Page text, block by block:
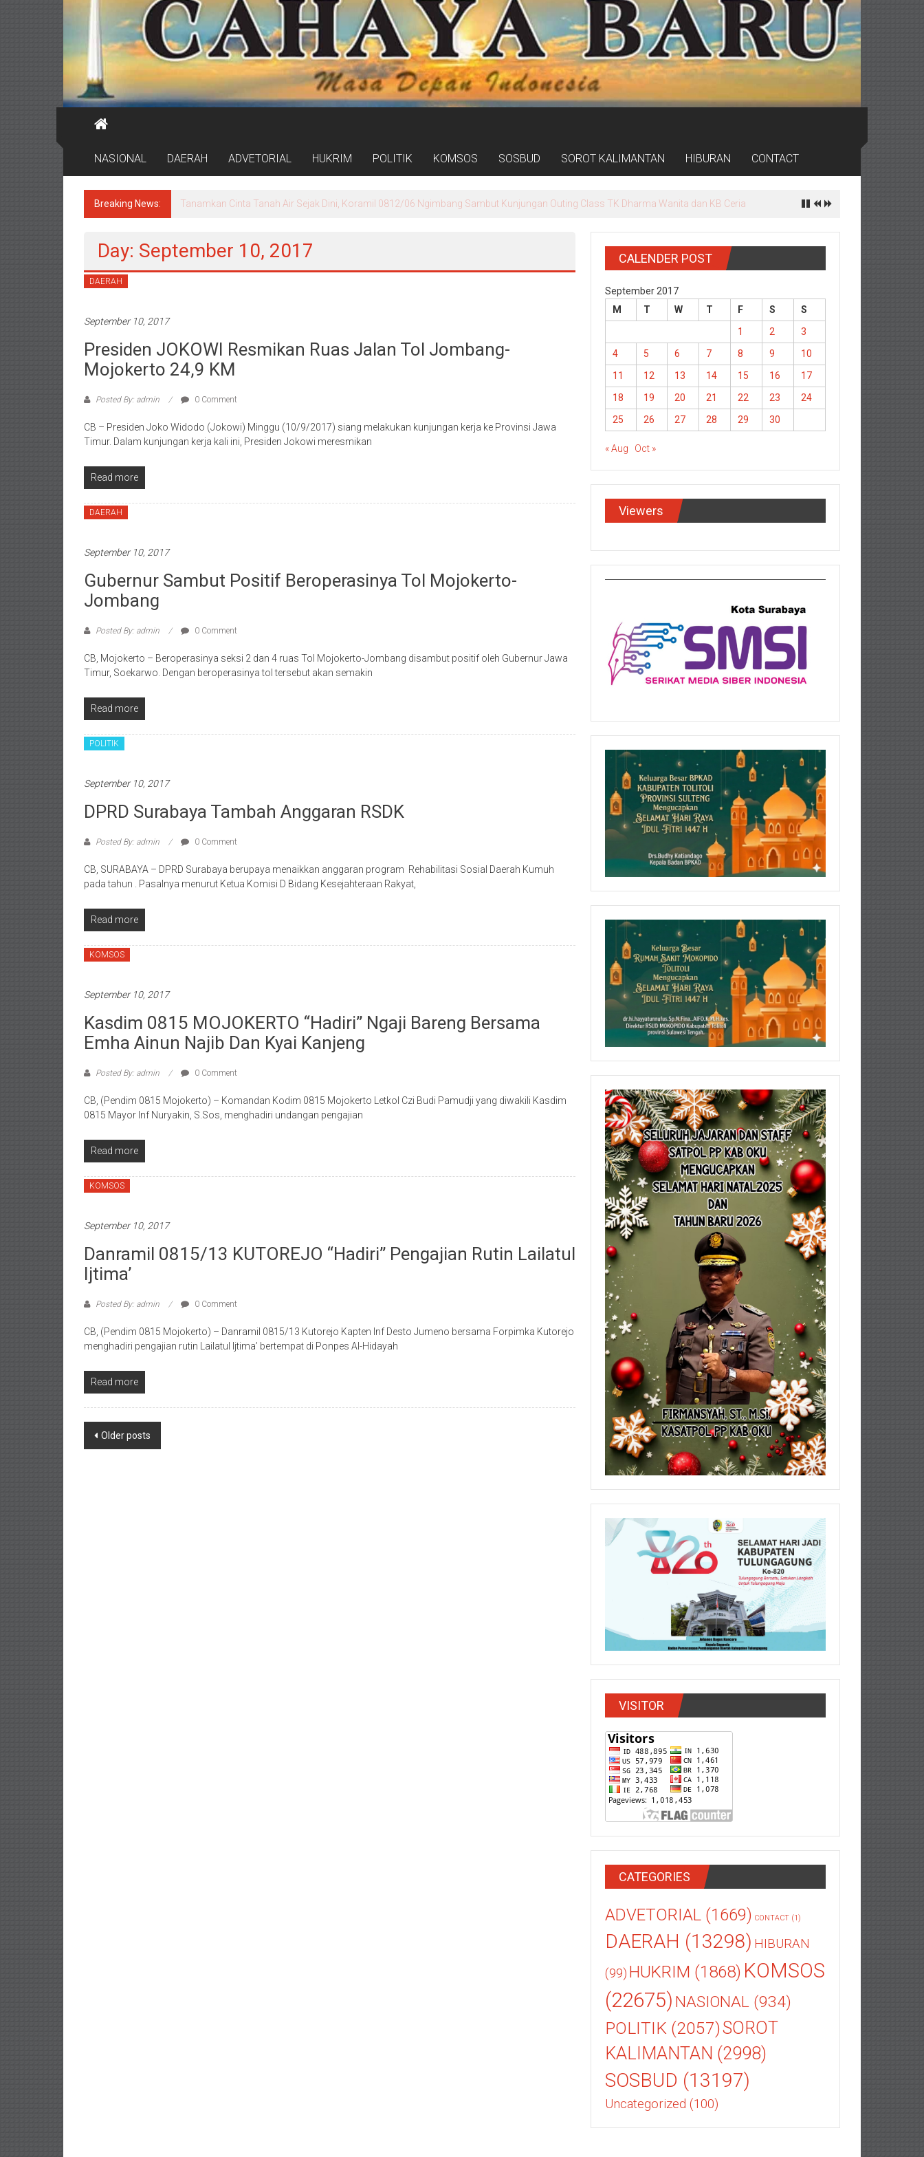
NASIONAL DAERAH ADVETORIAL HUKRIM POLITIK KOMSOS SOSBUD SOROT KALIMANTAN HIBURAN CONTACT
Breaking News: Tanamkan Cinta Tanah Air Sejak Dini, Koramil 0812/06 Ngimbang Sambut Kunjungan Outing Class TK Dharma Wanita dan KB Ceria
Day: September 10, 2017
DAERAH
September 10, 2017
Presiden JOKOWI Resmikan Ruas Jalan Tol Jombang-
Mojokerto 24,9 KM
Posted By: admin 0 Comment
CB – Presiden Joko Widodo (Jokowi) Minggu (10/9/2017) siang melakukan kunjungan kerja ke Provinsi Jawa
Timur. Dalam kunjungan kerja kali ini, Presiden Jokowi meresmikan
Read more
DAERAH
September 10, 2017
Gubernur Sambut Positif Beroperasinya Tol Mojokerto-
Jombang
Posted By: admin 0 Comment
CB, Mojokerto – Beroperasinya seksi 2 dan 4 ruas Tol Mojokerto-Jombang disambut positif oleh Gubernur Jawa
Timur, Soekarwo. Dengan beroperasinya tol tersebut akan semakin
Read more
POLITIK
September 10, 2017
DPRD Surabaya Tambah Anggaran RSDK
Posted By: admin 0 Comment
CB, SURABAYA – DPRD Surabaya berupaya menaikkan anggaran program Rehabilitasi Sosial Daerah Kumuh
pada tahun . Pasalnya menurut Ketua Komisi D Bidang Kesejahteraan Rakyat,
Read more
KOMSOS
September 10, 2017
Kasdim 0815 MOJOKERTO “Hadiri” Ngaji Bareng Bersama
Emha Ainun Najib Dan Kyai Kanjeng
Posted By: admin 0 Comment
CB, (Pendim 0815 Mojokerto) – Komandan Kodim 0815 Mojokerto Letkol Czi Budi Pamudji yang diwakili Kasdim
0815 Mayor Inf Nuryakin, S.Sos, menghadiri undangan pengajian
Read more
KOMSOS
September 10, 2017
Danramil 0815/13 KUTOREJO “Hadiri” Pengajian Rutin Lailatul
Ijtima’
Posted By: admin 0 Comment
CB, (Pendim 0815 Mojokerto) – Danramil 0815/13 Kutorejo Kapten Inf Desto Jumeno bersama Forpimka Kutorejo
menghadiri pengajian rutin Lailatul Ijtima’ bertempat di Ponpes Al-Hidayah
Read more
Posts
Older posts
CALENDER POST
September 2017
M
T W T F S
S
1
2
3
4
5 6 7 8 9
10
11
12 13 14 15 16
17
18
19 20 21 22 23
24
25
26 27 28 29 30
« Aug Oct »
Viewers
VISITOR
CATEGORIES
ADVETORIAL (1669) CONTACT (1)
DAERAH (13298) HIBURAN
(99) HUKRIM (1868) KOMSOS
(22675) NASIONAL (934)
POLITIK (2057)SOROT
KALIMANTAN (2998)
SOSBUD (13197)
Uncategorized (100)